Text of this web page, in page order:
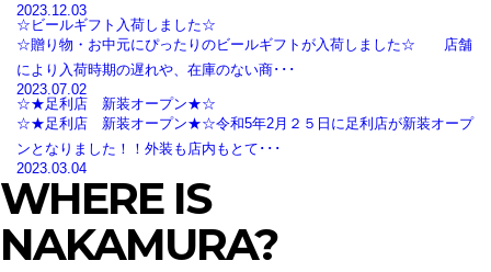
2023.12.03
☆ビールギフト入荷しました☆
☆贈り物・お中元にぴったりのビールギフトが入荷しました☆ 店舗
により入荷時期の遅れや、在庫のない商･･･
2023.07.02
☆★足利店 新装オープン★☆
☆★足利店 新装オープン★☆令和5年2月２５日に足利店が新装オープ
ンとなりました！！外装も店内もとて･･･
2023.03.04
WHERE IS
NAKAMURA?